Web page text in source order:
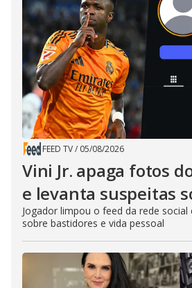
FEED TV/ 05/08/2026
Vini Jr. apaga fotos
e levanta suspeitas
Jogador limpou o feed da rede social
sobre bastidores e vida pessoal